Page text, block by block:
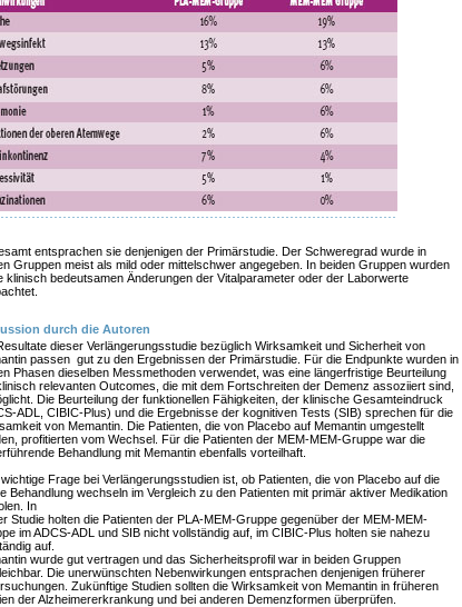
entsprachen sie denjenigen der Primärstudie. Der Schweregrad wurde in
Gruppen meist als mild oder mittelschwer angegeben. In beiden Gruppen wurden
klinisch bedeutsamen Änderungen der Vitalparameter oder der Laborwerte
durch die Autoren
dieser Verlängerungsstudie bezüglich Wirksamkeit und Sicherheit von
passen gut zu den Ergebnissen der Primärstudie. Für die Endpunkte wurden in
Phasen dieselben Messmethoden verwendet, was eine längerfristige Beurteilung
relevanten Outcomes, die mit dem Fortschreiten der Demenz assoziiert sind,
Die Beurteilung der funktionellen Fähigkeiten, der klinische Gesamteindruck
ADL, CIBIC-Plus) und die Ergebnisse der kognitiven Tests (SIB) sprechen für die
von Memantin. Die Patienten, die von Placebo auf Memantin umgestellt
profitierten vom Wechsel. Für die Patienten der MEM-MEM-Gruppe war die
Behandlung mit Memantin ebenfalls vorteilhaft.
Frage bei Verlängerungsstudien ist, ob Patienten, die von Placebo auf die
Behandlung wechseln im Vergleich zu den Patienten mit primär aktiver Medikation
In
Studie holten die Patienten der PLA-MEM-Gruppe gegenüber der MEM-MEM-
im ADCS-ADL und SIB nicht vollständig auf, im CIBIC-Plus holten sie nahezu
auf.
wurde gut vertragen und das Sicherheitsprofil war in beiden Gruppen
Die unerwünschten Nebenwirkungen entsprachen denjenigen früherer
Zukünftige Studien sollten die Wirksamkeit von Memantin in früheren
der Alzheimererkrankung und bei anderen Demenzformen überprüfen.